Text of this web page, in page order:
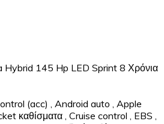
Hybrid 145 Hp LED Sprint 8 Χρόνια
(acc) Android auto
Apple
καθίσματα Cruise control EBS